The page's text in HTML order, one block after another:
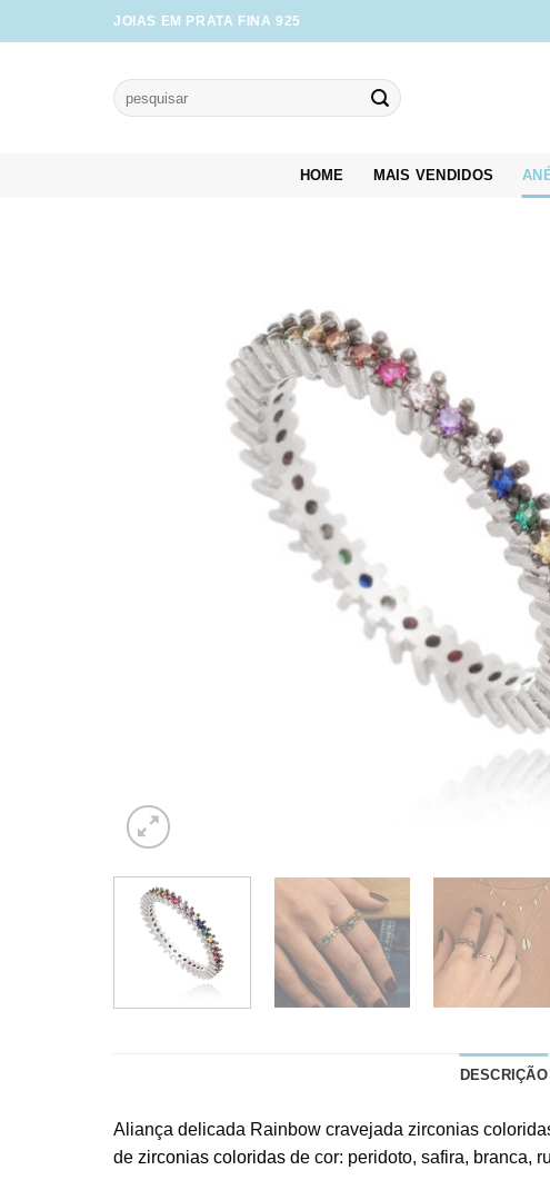
to
JOIAS EM PRATA FINA 925
Pesquisar
por:
HOME MAIS VENDIDOS
DESCRIÇÃO
Aliança delicada Rainbow cravejada zirconias
de zirconias coloridas de cor: peridoto, safira, branca,